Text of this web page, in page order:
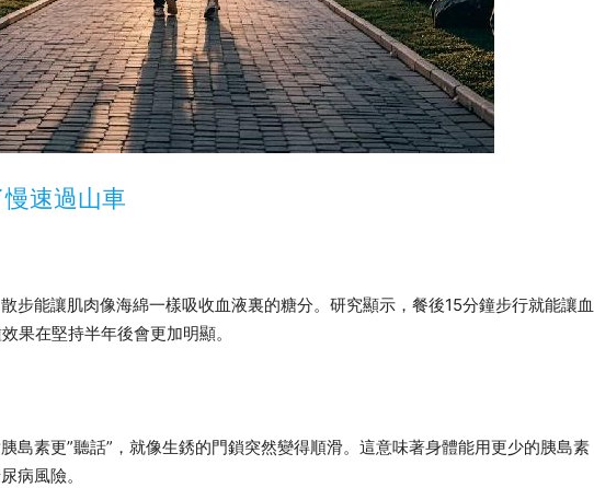
速過山車
步能讓肌肉像海綿一樣吸收血液裏的糖分。研究顯示，餐後15分鐘步行就能讓血
果在堅持半年後會更加明顯。
島素更”聽話”，就像生銹的門鎖突然變得順滑。這意味著身體能用更少的胰島素
病風險。